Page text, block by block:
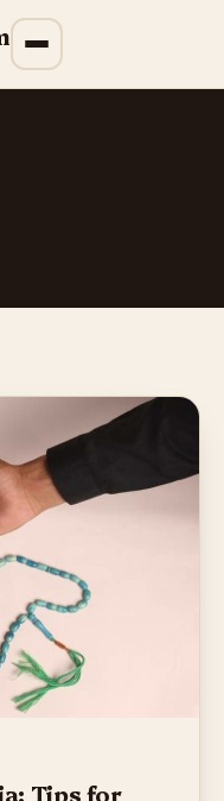
Tips for